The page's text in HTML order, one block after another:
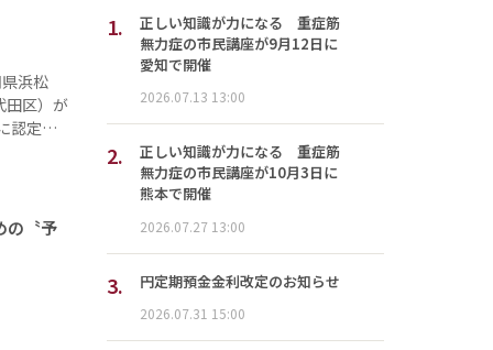
浜松
田区）が
認定…
の〝予
1.
正しい知識が力になる 重症筋
無力症の市民講座が9月12日に
愛知で開催
2026.07.13 13:00
2.
正しい知識が力になる 重症筋
無力症の市民講座が10月3日に
熊本で開催
2026.07.27 13:00
3. 円定期預金金利改定のお知らせ
2026.07.31 15:00